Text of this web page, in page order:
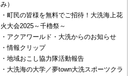
み）
・町民の皆様を無料でご招待！大洗海上花
火大会2025～千櫓祭～
・アクアワールド・大洗からのお知らせ
・情報クリップ
・地域おこし協力隊活動報告
・大洗海の大学／夢town大洗スポーツクラ